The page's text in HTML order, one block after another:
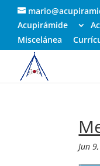
Acupirámide
Miscelánea
Jun